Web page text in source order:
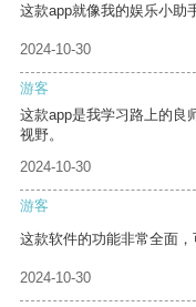
这款app就像我的娱乐小助
2024-10-30
游客
这款app是我学习路上的良
视野。
2024-10-30
游客
这款软件的功能非常全面，
2024-10-30